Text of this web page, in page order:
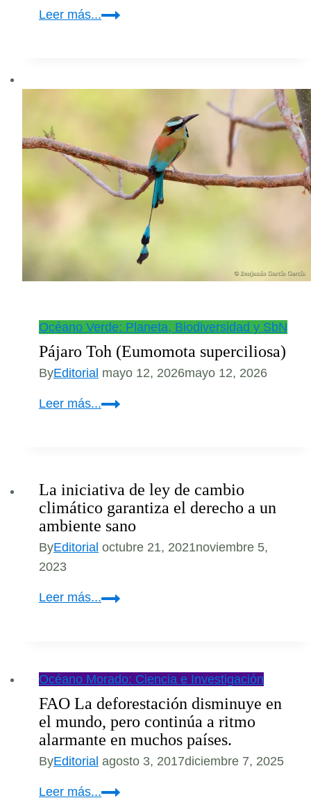
Leer más...Y
es
Paul
Rodriguez
por
de
amarillos
Océano Verde: Planeta, Biodiversidad y SbN
Pájaro Toh (Eumomota superciliosa)
ByEditorial mayo 12, 2026mayo 12, 2026
Leer más...Pájaro
La iniciativa de ley de cambio
climático garantiza el derecho a un
ambiente sano
ByEditorial octubre 21, 2021noviembre 5,
2023
Leer más...La
de
cambio
climático
garantiza
derecho
a
Océano Morado: Ciencia e Investigación
FAO La deforestación disminuye en
el mundo, pero continúa a ritmo
alarmante en muchos países.
ByEditorial agosto 3, 2017diciembre 7, 2025
Leer más...FAO